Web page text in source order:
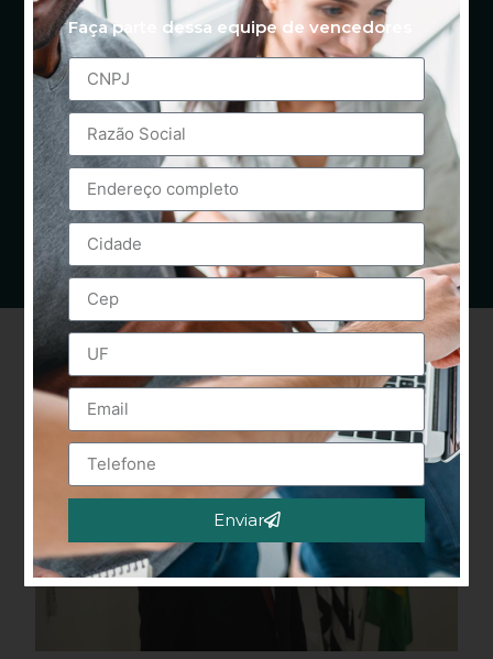
Faça parte dessa equipe de vencedores
Enviar
Alternative: